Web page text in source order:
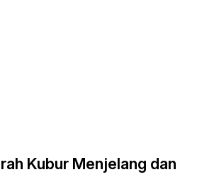
Kubur Menjelang dan